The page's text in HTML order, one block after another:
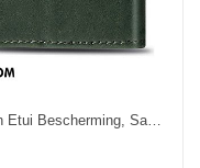
Samsung Galaxy S41 Hoesje Hoes Leren Etui Bescherming, Samsung Galaxy S41 Hoesje Effen Kleur Groen